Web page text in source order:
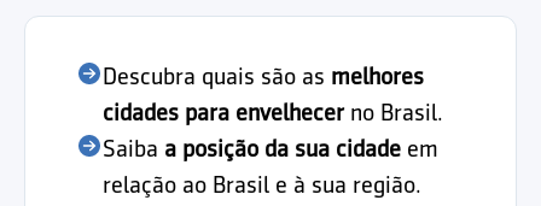
Descubra quais são as melhores
cidades para envelhecerno Brasil.
Saiba a posição da sua cidade em
relação ao Brasil e à sua região.